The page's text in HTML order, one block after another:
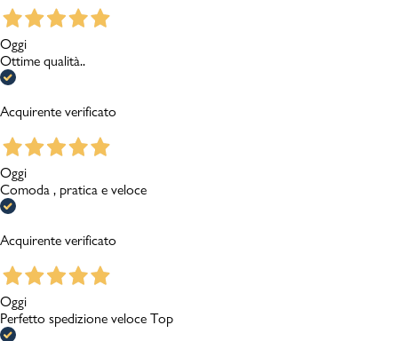
Oggi
Ottime qualità..
Acquirente verificato
Oggi
Comoda , pratica e veloce
Acquirente verificato
Oggi
Perfetto spedizione veloce Top